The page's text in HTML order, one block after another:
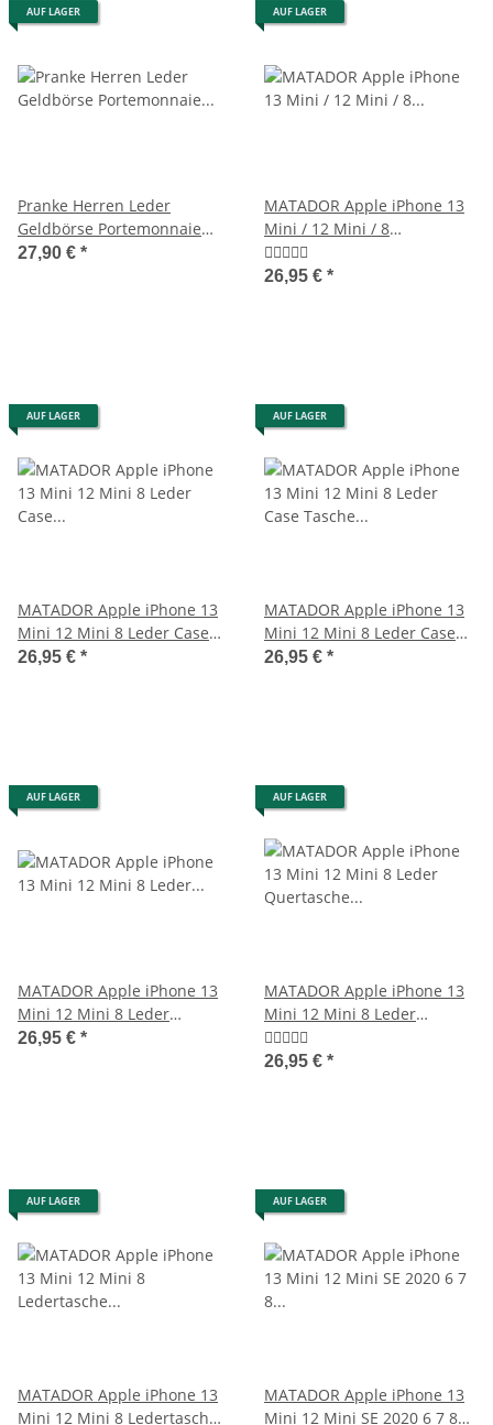
AUF LAGER
Pranke Herren Leder
Geldbörse Portemonnaie
Brieftasche Antik Braun
27,90 € *
AUF LAGER
MATADOR Apple iPhone 13
Mini / 12 Mini / 8
Gürteltasche Schwarz
26,95 € *
AUF LAGER
MATADOR Apple iPhone 13
Mini 12 Mini 8 Leder Case
Hülle Schwarz
26,95 € *
AUF LAGER
MATADOR Apple iPhone 13
Mini 12 Mini 8 Leder Case
Tasche Braun
26,95 € *
AUF LAGER
MATADOR Apple iPhone 13
Mini 12 Mini 8 Leder
Gürteltasche Clip Braun
26,95 € *
AUF LAGER
MATADOR Apple iPhone 13
Mini 12 Mini 8 Leder
Quertasche Braun
26,95 € *
AUF LAGER
MATADOR Apple iPhone 13
Mini 12 Mini 8 Ledertasche
AUF LAGER
MATADOR Apple iPhone 13
Mini 12 Mini SE 2020 6 7 8